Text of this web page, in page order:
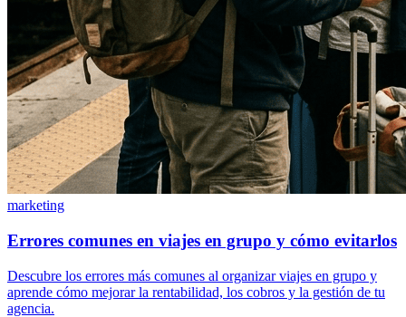
marketing
Errores comunes en viajes en grupo y cómo evitarlos
Descubre los errores más comunes al organizar viajes en grupo y
aprende cómo mejorar la rentabilidad, los cobros y la gestión de tu
agencia.